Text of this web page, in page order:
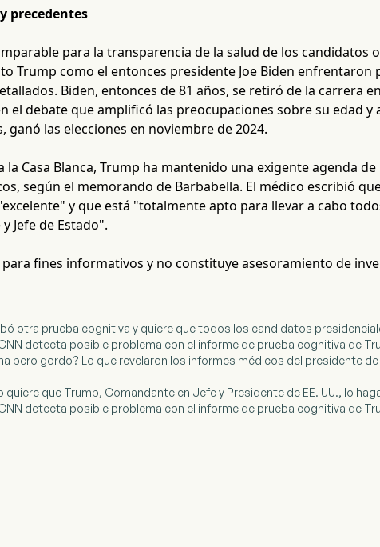
precedentes
para la transparencia de la salud de los candidatos
Trump como el entonces presidente Joe Biden enfrentaron
Biden, entonces de 81 años, se retiró de la carrera
el debate que amplificó las preocupaciones sobre su edad
ganó las elecciones en noviembre de 2024.
la Casa Blanca, Trump ha mantenido una exigente agenda
según el memorando de Barbabella. El médico escribió
y que está "totalmente apto para llevar a cabo
Jefe de Estado".
fines informativos y no constituye asesoramiento de
otra prueba cognitiva y quiere que todos los candidatos
detecta posible problema con el informe de prueba cognitiva de
pero gordo? Lo que revelaron los informes médicos del presidente de
que Trump, Comandante en Jefe y Presidente de EE. UU., lo
detecta posible problema con el informe de prueba cognitiva de